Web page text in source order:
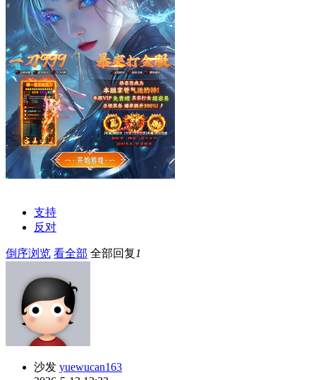
支持
反对
倒序浏览 看全部 全部回复 1
沙发 yuewucan163